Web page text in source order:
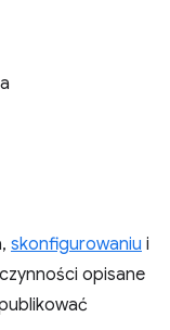
skonfigurowaniu i
opisane